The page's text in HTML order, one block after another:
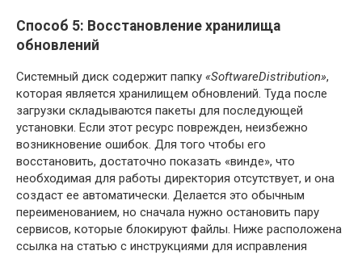
Способ 5: Восстановление хранилища
обновлений
Системный диск содержит папку «SoftwareDistribution»,
которая является хранилищем обновлений. Туда после
загрузки складываются пакеты для последующей
установки. Если этот ресурс поврежден, неизбежно
возникновение ошибок. Для того чтобы его
восстановить, достаточно показать «винде», что
необходимая для работы директория отсутствует, и она
создаст ее автоматически. Делается это обычным
переименованием, но сначала нужно остановить пару
сервисов, которые блокируют файлы. Ниже расположена
ссылка на статью с инструкциями для исправления